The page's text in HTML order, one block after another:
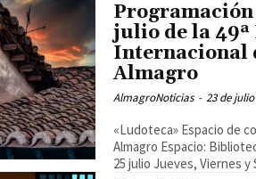
Programación
julio de la
Internacional
Almagro
AlmagroNoticias - 23 de
«Ludoteca» Espacio de
Almagro Espacio:
25 julio Jueves, Viernes y